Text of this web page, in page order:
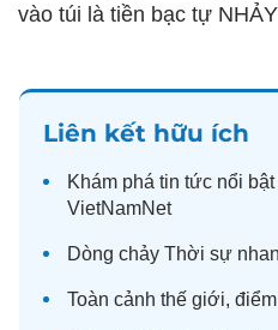
vào túi là tiền bạc tự
Liên kết hữu ích
Khám phá tin tức nổi
VietNamNet
Dòng chảy Thời sự
Toàn cảnh thế giới,